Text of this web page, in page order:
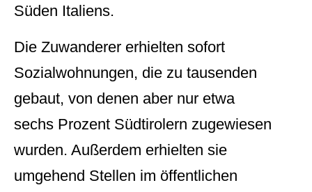
Süden Italiens.
Die Zuwanderer erhielten sofort
Sozialwohnungen, die zu tausenden
gebaut, von denen aber nur etwa
sechs Prozent Südtirolern zugewiesen
wurden. Außerdem erhielten sie
umgehend Stellen im öffentlichen